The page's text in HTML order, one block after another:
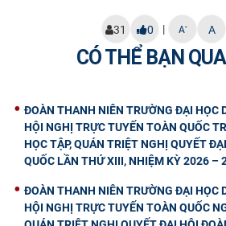
31 0 | A- A
CÓ THỂ BẠN
ĐOÀN THANH NIÊN TRƯỜNG ĐẠI HỌC
HỘI NGHỊ TRỰC TUYẾN TOÀN QUỐC
HỌC TẬP, QUÁN TRIỆT NGHỊ QUYẾT
QUỐC LẦN THỨ XIII, NHIỆM KỲ 2026 –
ĐOÀN THANH NIÊN TRƯỜNG ĐẠI HỌC
HỘI NGHỊ TRỰC TUYẾN TOÀN QUỐC